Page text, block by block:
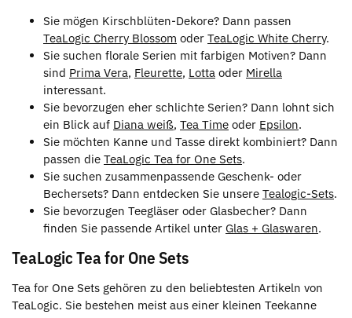
Sie mögen Kirschblüten-Dekore? Dann passen
TeaLogic Cherry Blossom oder TeaLogic White Cherry.
Sie suchen florale Serien mit farbigen Motiven? Dann
sind Prima Vera, Fleurette, Lotta oder Mirella
interessant.
Sie bevorzugen eher schlichte Serien? Dann lohnt sich
ein Blick auf Diana weiß, Tea Time oder Epsilon.
Sie möchten Kanne und Tasse direkt kombiniert? Dann
passen die TeaLogic Tea for One Sets.
Sie suchen zusammenpassende Geschenk- oder
Bechersets? Dann entdecken Sie unsere Tealogic-Sets.
Sie bevorzugen Teegläser oder Glasbecher? Dann
finden Sie passende Artikel unter Glas + Glaswaren.
TeaLogic Tea for One Sets
Tea for One Sets gehören zu den beliebtesten Artikeln von
TeaLogic. Sie bestehen meist aus einer kleinen Teekanne